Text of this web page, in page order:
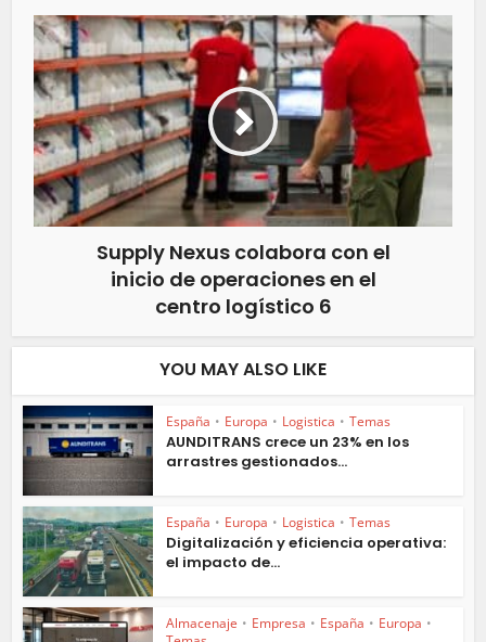
Supply Nexus colabora con el
inicio de operaciones en el
centro logístico 6
YOU MAY ALSO LIKE
España • Europa • Logistica • Temas
AUNDITRANS crece un 23% en los
arrastres gestionados...
España • Europa • Logistica • Temas
Digitalización y eficiencia operativa:
el impacto de...
Almacenaje • Empresa • España • Europa •